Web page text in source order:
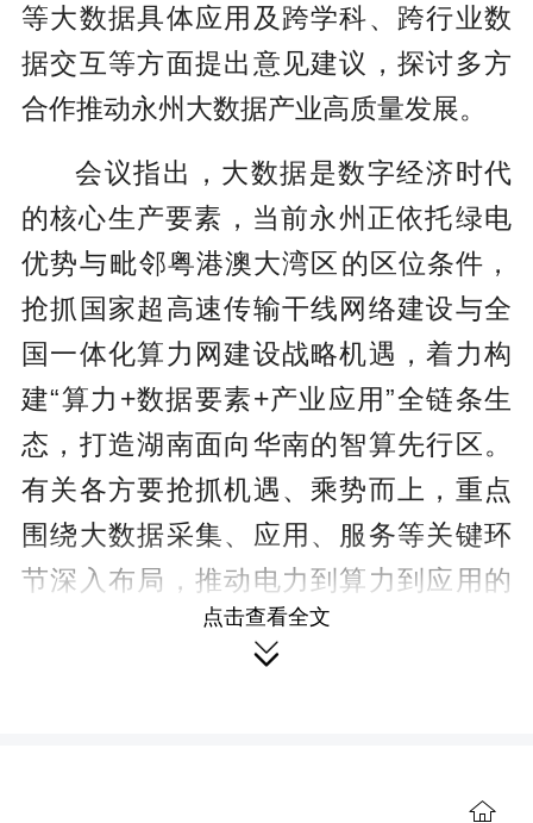
等大数据具体应用及跨学科、跨行业数
据交互等方面提出意见建议，探讨多方
合作推动永州大数据产业高质量发展。
会议指出，大数据是数字经济时代
的核心生产要素，当前永州正依托‌绿电
优势‌与‌毗邻粤港澳大湾区‌的区位条件，
抢抓国家超高速传输干线网络建设与全
国一体化算力网建设战略机遇，着力构
建“算力+数据要素+产业应用”全链条生
态，打造湖南面向华南的智算先行区。
有关各方要抢抓机遇、乘势而上，重点
围绕大数据采集、应用、服务等关键环
节深入布局，推动电力到算力到应用的
产业闭环。要加快对大数据产业的应用
场景开发，推动大数据更广泛地服务于
要精准建言，服务发展，围绕大数据产
点击查看全文
